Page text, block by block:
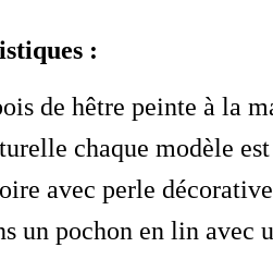
:
de hêtre peinte à la
chaque modèle
avec perle décorative
un pochon en lin avec